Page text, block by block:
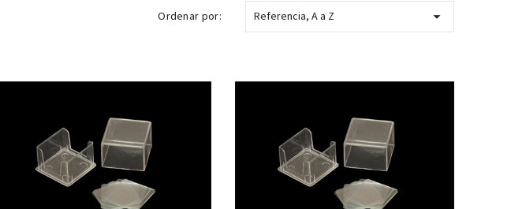
Ordenar por: Referencia, A a Z 